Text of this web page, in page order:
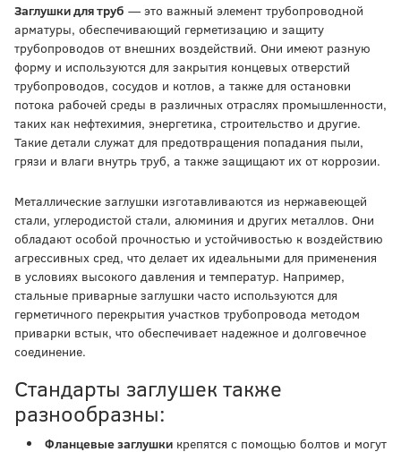
Заглушки для труб — это важный элемент трубопроводной
арматуры, обеспечивающий герметизацию и защиту
трубопроводов от внешних воздействий. Они имеют разную
форму и используются для закрытия концевых отверстий
трубопроводов, сосудов и котлов, а также для остановки
потока рабочей среды в различных отраслях промышленности,
таких как нефтехимия, энергетика, строительство и другие.
Такие детали служат для предотвращения попадания пыли,
грязи и влаги внутрь труб, а также защищают их от коррозии.
Металлические заглушки изготавливаются из нержавеющей
стали, углеродистой стали, алюминия и других металлов. Они
обладают особой прочностью и устойчивостью к воздействию
агрессивных сред, что делает их идеальными для применения
в условиях высокого давления и температур. Например,
стальные приварные заглушки часто используются для
герметичного перекрытия участков трубопровода методом
приварки встык, что обеспечивает надежное и долговечное
соединение.
Стандарты заглушек также
разнообразны:
Фланцевые заглушки крепятся с помощью болтов и могут